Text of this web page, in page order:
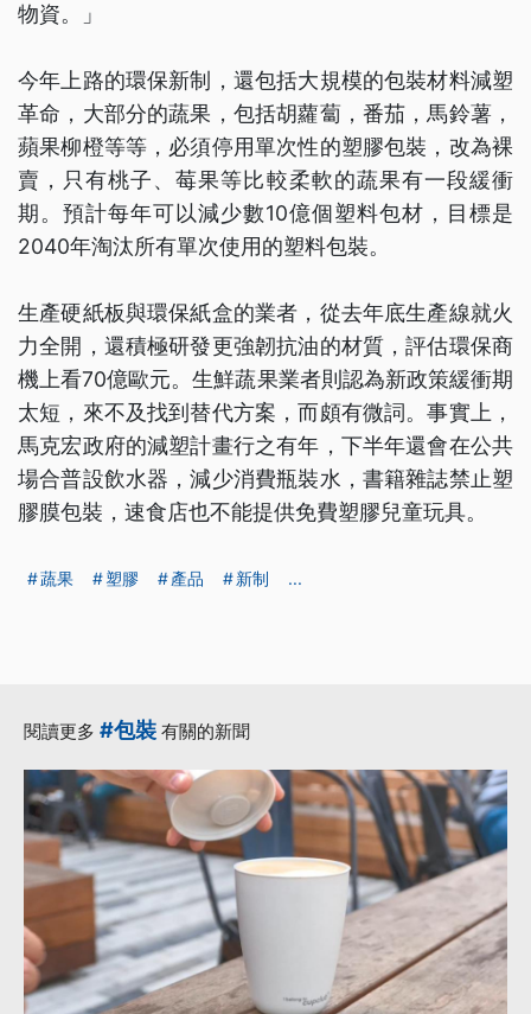
物資。」
今年上路的環保新制，還包括大規模的包裝材料減塑
革命，大部分的蔬果，包括胡蘿蔔，番茄，馬鈴薯，
蘋果柳橙等等，必須停用單次性的塑膠包裝，改為裸
賣，只有桃子、莓果等比較柔軟的蔬果有一段緩衝
期。預計每年可以減少數10億個塑料包材，目標是
2040年淘汰所有單次使用的塑料包裝。
生產硬紙板與環保紙盒的業者，從去年底生產線就火
力全開，還積極研發更強韌抗油的材質，評估環保商
機上看70億歐元。生鮮蔬果業者則認為新政策緩衝期
太短，來不及找到替代方案，而頗有微詞。事實上，
馬克宏政府的減塑計畫行之有年，下半年還會在公共
場合普設飲水器，減少消費瓶裝水，書籍雜誌禁止塑
膠膜包裝，速食店也不能提供免費塑膠兒童玩具。
蔬果 塑膠 產品 新制 ...
閱讀更多 #包裝 有關的新聞